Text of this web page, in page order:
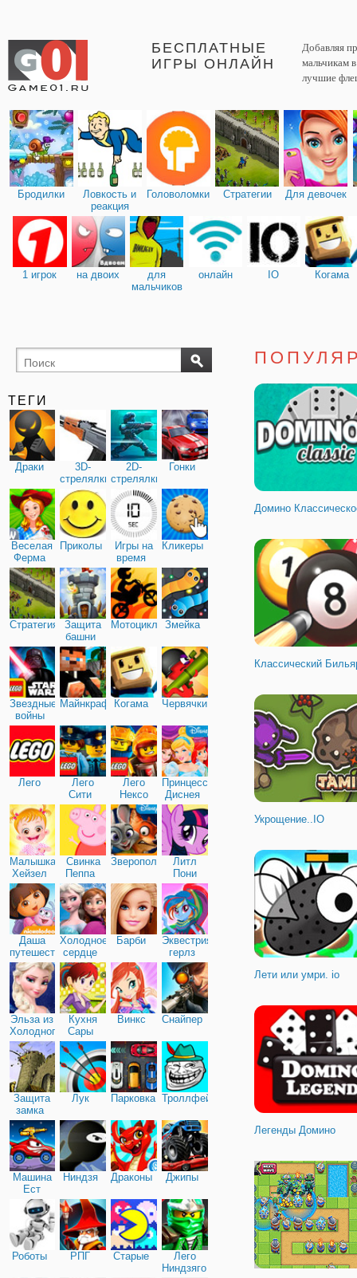
БЕСПЛАТНЫЕ
ИГРЫ ОНЛАЙН
Добавляя
мальчикам
лучшие
Бродилки
Ловкость и
реакция
Головоломки Стратегии Для девочек
1 игрок на двоих
для
мальчиков
онлайн IO Когама
ТЕГИ
Драки
3D-
стрелялки
2D-
стрелялки
Гонки
Веселая
Ферма
Приколы
Игры на
время
Кликеры
Стратегия
Защита
башни
МотоциклыЗмейка
Звездные
войны
МайнкрафтКогама Червячки
Лего
Лего
Сити
Лего
Нексо
Найтс
Принцессы
Диснея
Малышка
Хейзел
Свинка
Пеппа
Зверополис
Литл
Пони
Дружба
Даша
путешественница
Холодное
сердце
Барби
Эквестрия
герлз
Эльза из
Холодного
сердца
Кухня
Сары
Винкс Снайпер
Защита
замка
Лук Парковка Троллфейс
Машина
Ест
Машину
Ниндзя Драконы Джипы
Роботы РПГ Старые
Лего
Ниндзяго
Домино
Классический
Укрощение..IO
Лети или умри. io
Легенды Домино